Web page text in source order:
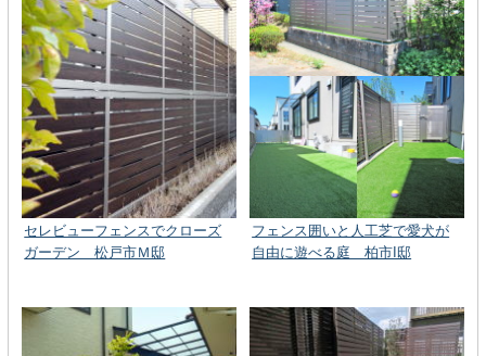
セレビューフェンスでクローズ
ガーデン 松戸市Ｍ邸
フェンス囲いと人工芝で愛犬が
自由に遊べる庭 柏市I邸